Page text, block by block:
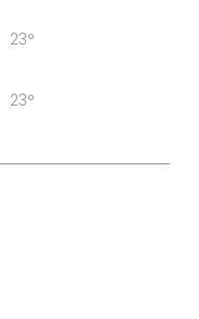
23°
23°
23°